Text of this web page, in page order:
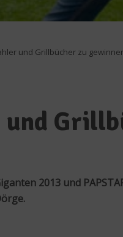
und Grillbücher zu
2013 und